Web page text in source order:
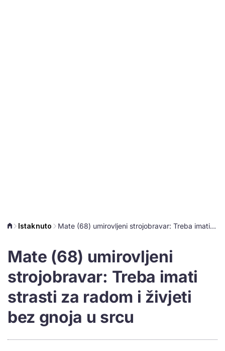
Istaknuto Mate (68) umirovljeni strojobravar: Treba imati strasti za radom i živjeti bez gnoja u srcu
Mate (68) umirovljeni
strojobravar: Treba imati
strasti za radom i živjeti
bez gnoja u srcu